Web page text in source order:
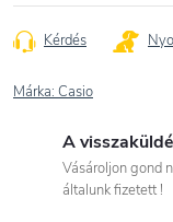
Kérdés
Márka: Casio
A
Vásároljon gond
általunk fizetett !